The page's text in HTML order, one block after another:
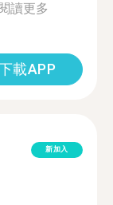
讀更多
載APP
新加入